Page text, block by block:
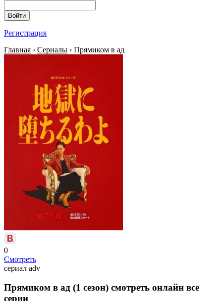
Войти
Регистрация
Главная › Сериалы › Прямиком в ад
0
Смотреть
сериал adv
Прямиком в ад (1 сезон) смотреть онлайн все
серии